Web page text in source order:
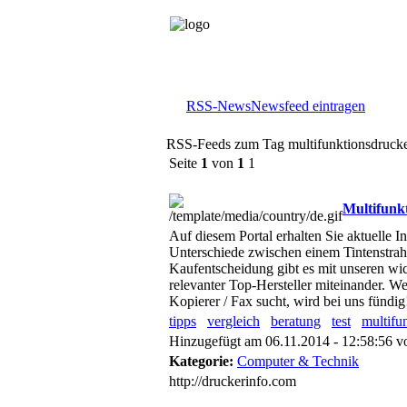
RSS-NewsNewsfeed eintragen
RSS-Feeds zum Tag
Seite 1 von 1 1
Auf diesem Portal erhalten Sie aktuelle
Unterschiede zwischen einem
Kaufentscheidung gibt es mit unseren
relevanter Top-Hersteller miteinander.
Kopierer / Fax sucht, wird bei uns
tipps
vergleich beratung test
Hinzugefügt am 06.11.2014 - 12:58:56
Kategorie: Computer & Technik
http://druckerinfo.com